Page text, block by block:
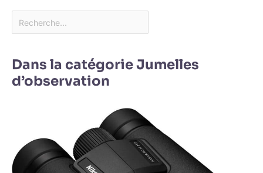
Dans la catégorie Jumelles
d’observation